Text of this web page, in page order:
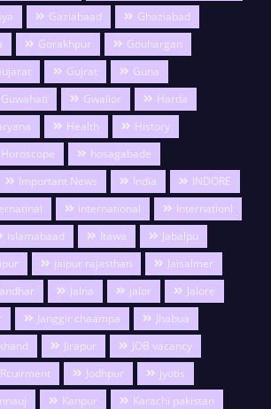
Gaziabaad
Ghaziabad
Gorakhpur
Gouhargan
Gujrat
Guna
Guwahati Gwalior
Harda
Health
History
Horoscope
hosagabade
Important News India
INDORE
international
Internationl
islamabaad Itawa
Jabalpu
jaipur rajasthan
Jaisalmer
Jalna jalor
Jalore
Janggir chaampa
Jhabua
Jirapur
JOB vacancy
Rcuirment Jodhpur
jyotis
Kanpur
Karachi pakistan